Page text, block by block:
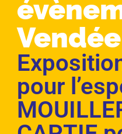
Vendée
pour